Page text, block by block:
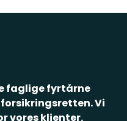
faglige fyrtårne
Vi
vores klienter.